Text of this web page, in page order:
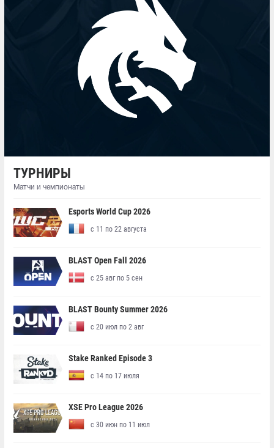
ТУРНИРЫ
Матчи и чемпионаты
Esports World Cup 2026
с 11 по 22 августа
BLAST Open Fall 2026
с 25 авг по 5 сен
BLAST Bounty Summer 2026
с 20 июл по 2 авг
Stake Ranked Episode 3
с 14 по 17 июля
XSE Pro League 2026
с 30 июн по 11 июл